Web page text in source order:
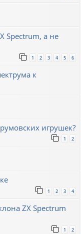
Spectrum, а не
1 2 3 4 5 6
к
игрушек?
1 2
1 2 3 4
ZX Spectrum
1 2